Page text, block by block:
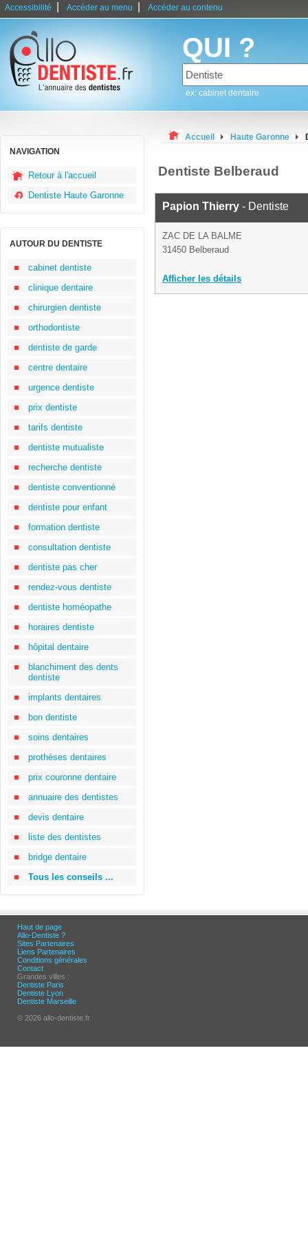
Accessibilité Accéder au menu Accéder au contenu
QUI ?
ex: cabinet dentaire
NAVIGATION
Retour à l'accueil
Dentiste Haute Garonne
AUTOUR DU DENTISTE
cabinet dentiste
clinique dentaire
chirurgien dentiste
orthodontiste
dentiste de garde
centre dentaire
urgence dentiste
prix dentiste
tarifs dentiste
dentiste mutualiste
recherche dentiste
dentiste conventionné
dentiste pour enfant
formation dentiste
consultation dentiste
dentiste pas cher
rendez-vous dentiste
dentiste homéopathe
horaires dentiste
hôpital dentaire
blanchiment des dents
dentiste
implants dentaires
bon dentiste
soins dentaires
prothèses dentaires
prix couronne dentaire
annuaire des dentistes
devis dentaire
liste des dentistes
bridge dentaire
Tous les conseils ...
Accueil Haute Garonne
Dentiste Belberaud
Papion Thierry - Dentiste
ZAC DE LA BALME
31450 Belberaud
Afficher les détails
Haut de page
Allo-Dentiste ?
Sites Partenaires
Liens Partenaires
Conditions générales
Contact
Grandes villes :
Dentiste Paris
Dentiste Lyon
Dentiste Marseille
© 2026 allo-dentiste.fr